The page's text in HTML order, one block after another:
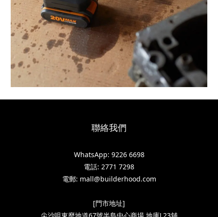
聯絡我們
WhatsApp: 9226 6698
電話: 2771 7298
電郵: mall@builderhood.com
[門市地址]